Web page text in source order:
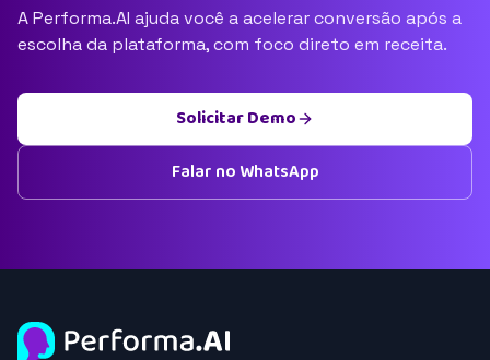
A Performa.AI ajuda você a acelerar conversão após a
escolha da plataforma, com foco direto em receita.
Solicitar Demo
Falar no WhatsApp